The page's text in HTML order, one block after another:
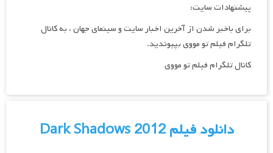
پیشنهادات سایت:
برای باخبر شدن از آخرین اخبار سایت و سینمای جهان ، به کانال
تلگرام فیلم تو مووی بپیوندید.
کانال تلگرام فیلم تو مووی
دانلود فیلم Dark Shadows 2012